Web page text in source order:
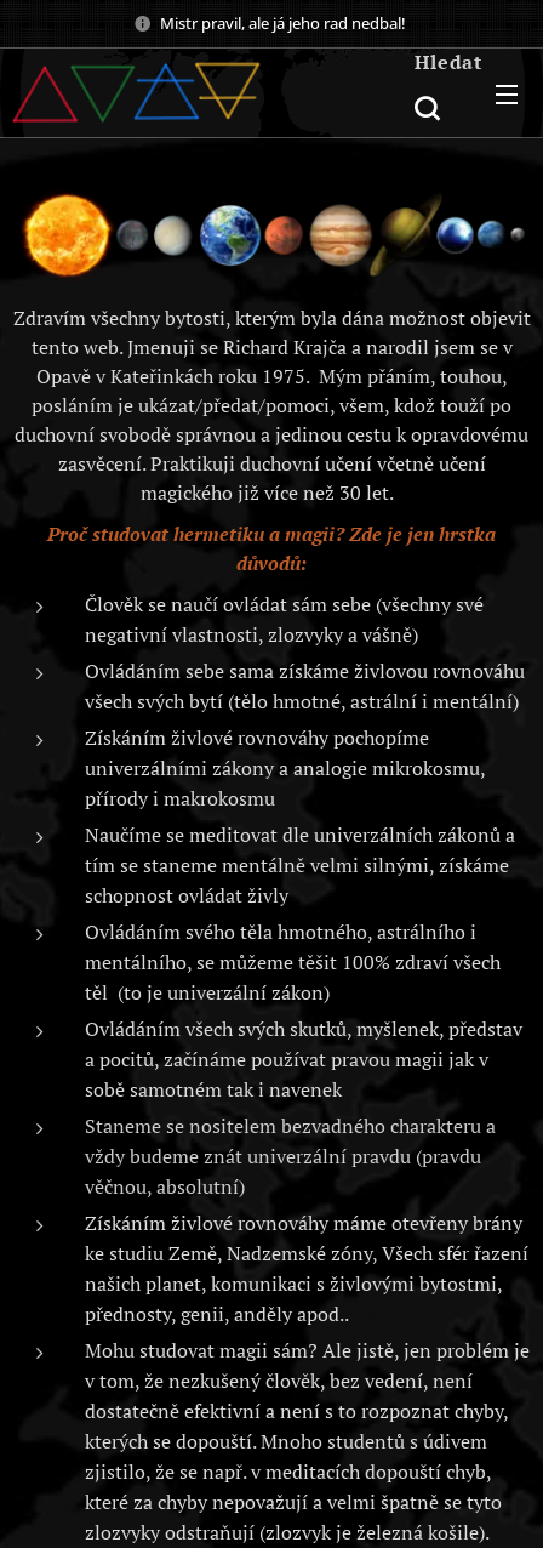
Mistr pravil, ale já jeho rad nedbal!
Hledat
Zdravím všechny bytosti, kterým byla dána možnost objevit
tento web. Jmenuji se Richard Krajča a narodil jsem se v
Opavě v Kateřinkách roku 1975. Mým přáním, touhou,
posláním je ukázat/předat/pomoci, všem, kdož touží po
duchovní svobodě správnou a jedinou cestu k opravdovému
zasvěcení. Praktikuji duchovní učení včetně učení
magického již více než 30 let.
Proč studovat hermetiku a magii? Zde je jen hrstka
důvodů:
Člověk se naučí ovládat sám sebe (všechny své
negativní vlastnosti, zlozvyky a vášně)
Ovládáním sebe sama získáme živlovou rovnováhu
všech svých bytí (tělo hmotné, astrální i mentální)
Získáním živlové rovnováhy pochopíme
univerzálními zákony a analogie mikrokosmu,
přírody i makrokosmu
Naučíme se meditovat dle univerzálních zákonů a
tím se staneme mentálně velmi silnými, získáme
schopnost ovládat živly
Ovládáním svého těla hmotného, astrálního i
mentálního, se můžeme těšit 100% zdraví všech
těl (to je univerzální zákon)
Ovládáním všech svých skutků, myšlenek, představ
a pocitů, začínáme používat pravou magii jak v
sobě samotném tak i navenek
Staneme se nositelem bezvadného charakteru a
vždy budeme znát univerzální pravdu (pravdu
věčnou, absolutní)
Získáním živlové rovnováhy máme otevřeny brány
ke studiu Země, Nadzemské zóny, Všech sfér řazení
našich planet, komunikaci s živlovými bytostmi,
přednosty, genii, anděly apod..
Mohu studovat magii sám? Ale jistě, jen problém je
v tom, že nezkušený člověk, bez vedení, není
dostatečně efektivní a není s to rozpoznat chyby,
kterých se dopouští. Mnoho studentů s údivem
zjistilo, že se např. v meditacích dopouští chyb,
které za chyby nepovažují a velmi špatně se tyto
zlozvyky odstraňují (zlozvyk je železná košile).